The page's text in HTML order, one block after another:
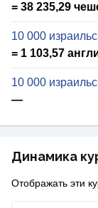
= 38 235,29
10 000
= 1 103,57
10 000
—
Динамика
Отображать эти